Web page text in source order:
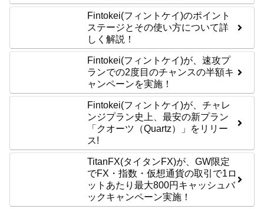
Fintokei(フィントケイ)のポイント
ステージとその使い方について詳
しく解説！
Fintokei(フィントケイ)が、速攻プ
ランでの2度目のチャンスの半額キ
ャンペーンを実施！
Fintokei(フィントケイ)が、チャレ
ンジプラン史上、最安の新プラン
「クオーツ（Quartz）」をリリー
ス!
TitanFX(タイタンFX)が、GW限定
でFX・指数・仮想通貨の取引で1ロ
ットあたり最大800円キャッシュバ
ックキャンペーン実施！